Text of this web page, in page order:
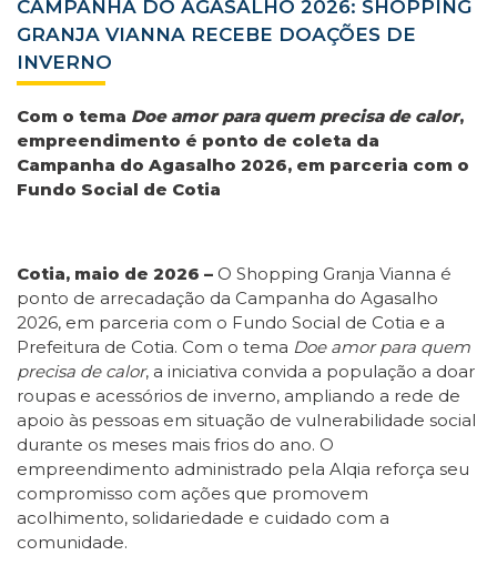
CAMPANHA DO AGASALHO 2026: SHOPPING
GRANJA VIANNA RECEBE DOAÇÕES DE
INVERNO
Com o tema Doe amor para quem precisa de calor,
empreendimento é ponto de coleta da
Campanha do Agasalho 2026, em parceria com o
Fundo Social de Cotia
Cotia, maio de 2026 – O Shopping Granja Vianna é
ponto de arrecadação da Campanha do Agasalho
2026, em parceria com o Fundo Social de Cotia e a
Prefeitura de Cotia. Com o tema Doe amor para quem
precisa de calor, a iniciativa convida a população a doar
roupas e acessórios de inverno, ampliando a rede de
apoio às pessoas em situação de vulnerabilidade social
durante os meses mais frios do ano. O
empreendimento administrado pela Alqia reforça seu
compromisso com ações que promovem
acolhimento, solidariedade e cuidado com a
comunidade.